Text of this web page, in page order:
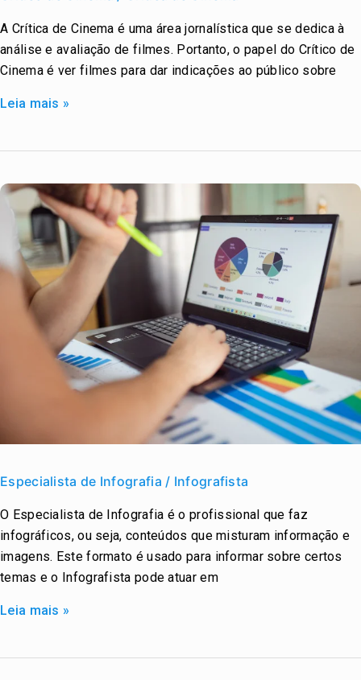
A Crítica de Cinema é uma área jornalística que se dedica à
análise e avaliação de filmes. Portanto, o papel do Crítico de
Cinema é ver filmes para dar indicações ao público sobre
/
Crítica
de
Leia mais »
Especialista de Infografia / Infografista
O Especialista de Infografia é o profissional que faz
infográficos, ou seja, conteúdos que misturam informação e
imagens. Este formato é usado para informar sobre certos
temas e o Infografista pode atuar em
de
/
Infografista
Leia mais »